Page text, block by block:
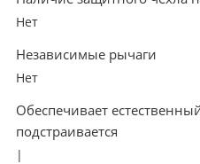
Нет
Независимые рычаги
Нет
Обеспечивает
подстраивается
|